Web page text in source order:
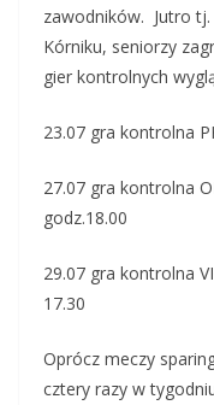
zawodników. Jutro
Kórniku, seniorzy
gier kontrolnych
23.07 gra kontrolna
27.07 gra kontrolna
godz.18.00
29.07 gra kontrolna
17.30
Oprócz meczy
cztery razy w